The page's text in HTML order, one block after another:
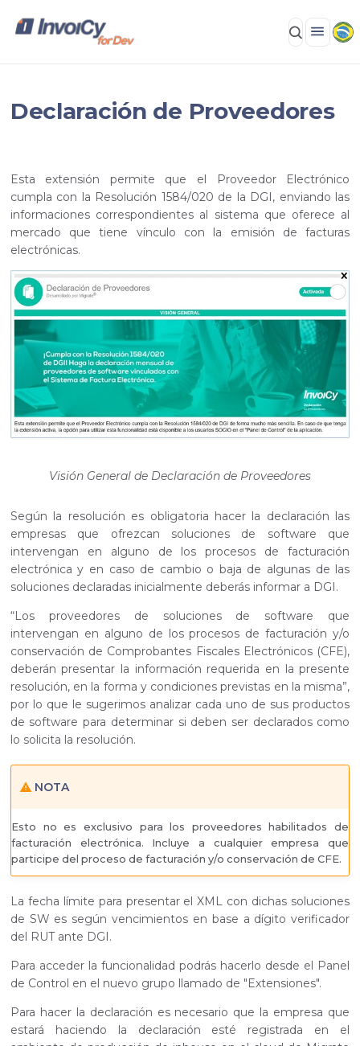
Declaración de Proveedores
Esta extensión permite que el Proveedor Electrónico
cumpla con la Resolución 1584/020 de la DGI, enviando las
informaciones correspondientes al sistema que oferece al
mercado que tiene vínculo con la emisión de facturas
electrónicas.
Visión General de Declaración de Proveedores
Según la resolución es obligatoria hacer la declaración las
empresas que ofrezcan soluciones de software que
intervengan en alguno de los procesos de facturación
electrónica y en caso de cambio o baja de algunas de las
soluciones declaradas inicialmente deberás informar a DGI.
“Los proveedores de soluciones de software que
intervengan en alguno de los procesos de facturación y/o
conservación de Comprobantes Fiscales Electrónicos (CFE),
deberán presentar la información requerida en la presente
resolución, en la forma y condiciones previstas en la misma”,
por lo que le sugerimos analizar cada uno de sus productos
de software para determinar si deben ser declarados como
lo solicita la resolución.
NOTA
Esto no es exclusivo para los proveedores habilitados de
facturación electrónica. Incluye a cualquier empresa que
participe del proceso de facturación y/o conservación de CFE.
La fecha límite para presentar el XML con dichas soluciones
de SW es según vencimientos en base a dígito verificador
del RUT ante DGI.
Para acceder la funcionalidad podrás hacerlo desde el Panel
de Control en el nuevo grupo llamado de "Extensiones".
Para hacer la declaración es necesario que la empresa que
estará haciendo la declaración esté registrada en el